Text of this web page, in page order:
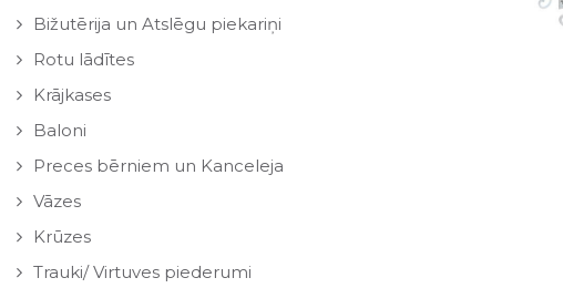
Bižutērija un Atslēgu piekariņi
Rotu lādītes
Krājkases
Baloni
Preces bērniem un Kanceleja
Vāzes
Krūzes
Trauki/ Virtuves piederumi